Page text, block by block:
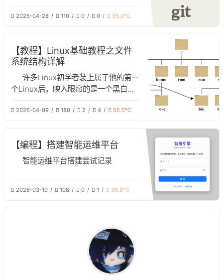
多个功能
2026-04-28 110 0 0 35.0℃
【教程】Linux基础教程之文件
系统结构详解
许多Linux初学者装上属于他的第一
个Linux后，映入眼帘的是一个黑白的
这对于一个初学者来说可能相当费解。
我们将对Linux系统的文件结构进行解
析。
2026-04-09 180 2 4 56.0℃
【编程】搭建智能运维平台
智能运维平台搭建尝试记录
2026-03-10 108 0 1 36.8℃